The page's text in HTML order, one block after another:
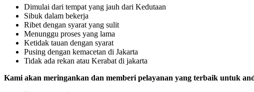
Dimulai dari tempat yang jauh dari Kedutaan
Sibuk dalam bekerja
Ribet dengan syarat yang sulit
Menunggu proses yang lama
Ketidak tauan dengan syarat
Pusing dengan kemacetan di Jakarta
Tidak ada rekan atau Kerabat di jakarta
Kami akan meringankan dan memberi pelayanan yang terbaik untuk